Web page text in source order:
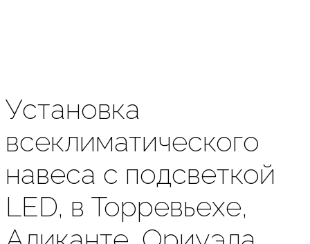
Установка
всеклиматического
навеса с подсветкой
LED, в Торревьехе,